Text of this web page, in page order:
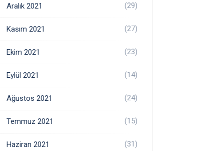
Aralık 2021 (29)
Kasım 2021 (27)
Ekim 2021 (23)
Eylül 2021 (14)
Ağustos 2021 (24)
Temmuz 2021 (15)
Haziran 2021 (31)